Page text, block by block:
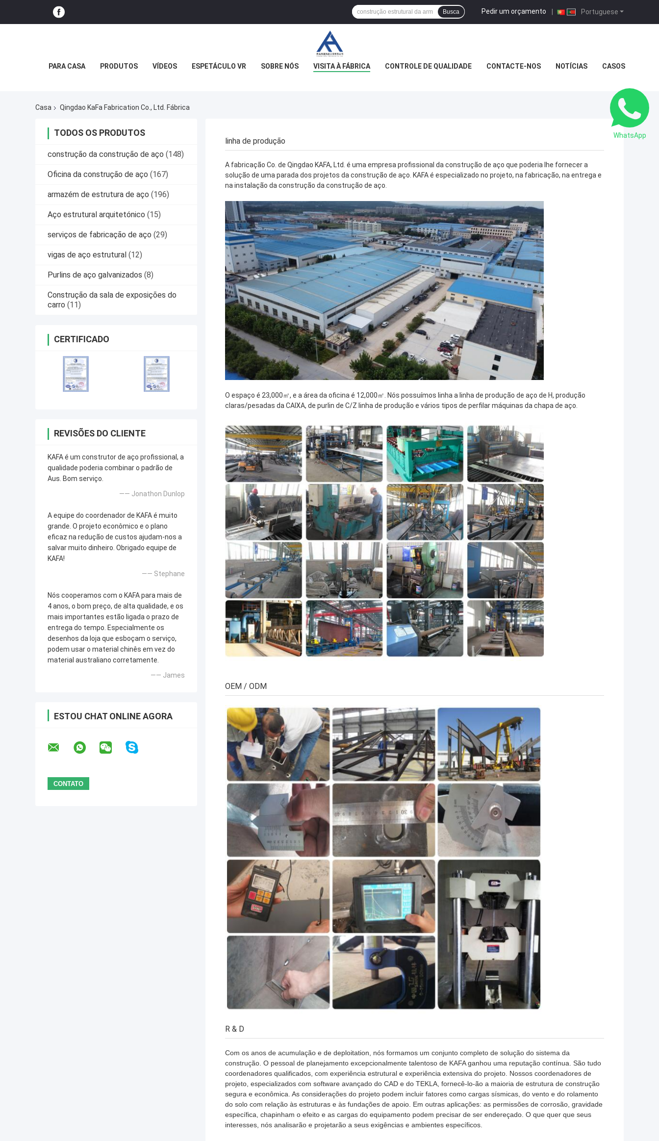
Portuguese
Pedir um orçamento |
Busca
PARA CASA PRODUTOS VÍDEOS ESPETÁCULO VR SOBRE NÓS VISITA À FÁBRICA CONTROLE DE QUALIDADE CONTACTE-NOS NOTÍCIAS CASOS
Casa Qingdao KaFa Fabrication Co., Ltd. Fábrica
TODOS OS PRODUTOS
construção da construção de aço (148)
Oficina da construção de aço (167)
armazém de estrutura de aço (196)
Aço estrutural arquitetónico (15)
serviços de fabricação de aço (29)
vigas de aço estrutural (12)
Purlins de aço galvanizados (8)
Construção da sala de exposições do
carro (11)
CERTIFICADO
REVISÕES DO CLIENTE
KAFA é um construtor de aço profissional, a
qualidade poderia combinar o padrão de
Aus. Bom serviço.
—— Jonathon Dunlop
A equipe do coordenador de KAFA é muito
grande. O projeto econômico e o plano
eficaz na redução de custos ajudam-nos a
salvar muito dinheiro. Obrigado equipe de
KAFA!
—— Stephane
Nós cooperamos com o KAFA para mais de
4 anos, o bom preço, de alta qualidade, e os
mais importantes estão ligada o prazo de
entrega do tempo. Especialmente os
desenhos da loja que esboçam o serviço,
podem usar o material chinês em vez do
material australiano corretamente.
—— James
ESTOU CHAT ONLINE AGORA
linha de produção
A fabricação Co. de Qingdao KAFA, Ltd. é uma empresa profissional da construção de aço que poderia lhe fornecer a
solução de uma parada dos projetos da construção de aço. KAFA é especializado no projeto, na fabricação, na entrega e
na instalação da construção da construção de aço.
O espaço é 23,000㎡, e a área da oficina é 12,000㎡. Nós possuímos linha a linha de produção de aço de H, produção
claras/pesadas da CAIXA, de purlin de C/Z linha de produção e vários tipos de perfilar máquinas da chapa de aço.
OEM / ODM
R & D
Com os anos de acumulação e de deploitation, nós formamos um conjunto completo de solução do sistema da
construção. O pessoal de planejamento excepcionalmente talentoso de KAFA ganhou uma reputação contínua. São tudo
coordenadores qualificados, com experiência estrutural e experiência extensiva do projeto. Nossos coordenadores de
projeto, especializados com software avançado do CAD e do TEKLA, fornecê-lo-ão a maioria de estrutura de construção
segura e econômica. As considerações do projeto podem incluir fatores como cargas sísmicas, do vento e do rolamento
do solo com relação às estruturas e às fundações de apoio. Em outras aplicações: as permissões de corrosão, gravidade
específica, chapinham o efeito e as cargas do equipamento podem precisar de ser endereçado. O que quer que seus
interesses, nós analisarão e projetarão a seus exigências e ambientes específicos.
WhatsApp